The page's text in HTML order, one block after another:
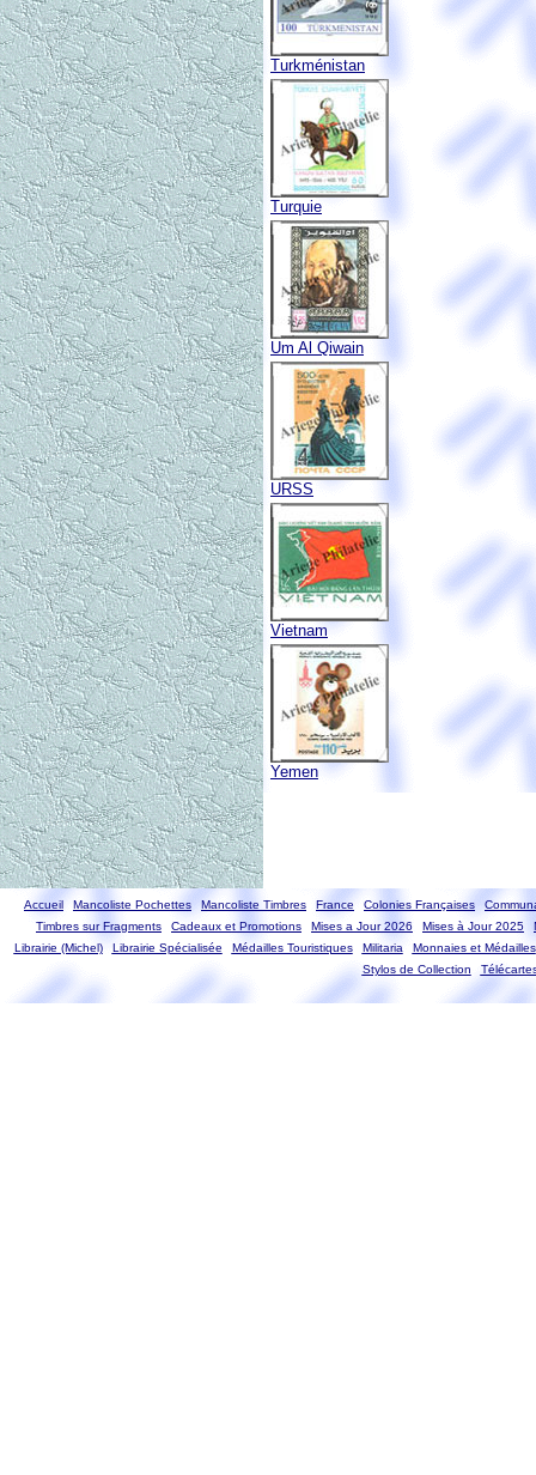
Turkménistan
Turquie
Um Al Qiwain
URSS
Vietnam
Yemen
Accueil Mancoliste Pochettes Mancoliste Timbres France Colonies Françaises
Timbres sur Fragments
Cadeaux et Promotions Mises a Jour 2026 Mises à Jour 2025
Librairie (Michel)
Librairie Spécialisée Médailles Touristiques Militaria
Monnaies et Médailles
Stylos de Collection